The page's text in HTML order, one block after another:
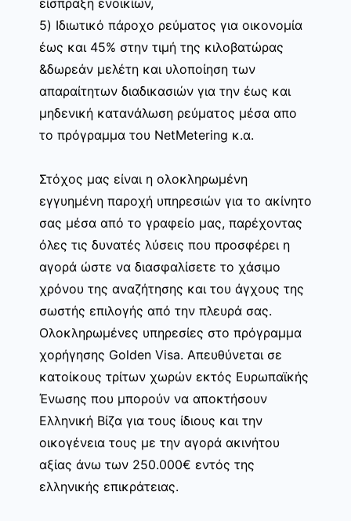
5) Ιδιωτικό πάροχο ρεύματος για οικονομία
έως και 45% στην τιμή της κιλοβατώρας
&δωρεάν μελέτη και υλοποίηση των
απαραίτητων διαδικασιών για την έως και
μηδενική κατανάλωση ρεύματος μέσα απο
το πρόγραμμα του NetMetering κ.α.
Στόχος μας είναι η ολοκληρωμένη
εγγυημένη παροχή υπηρεσιών για το ακίνητο
σας μέσα από το γραφείο μας, παρέχοντας
όλες τις δυνατές λύσεις που προσφέρει η
αγορά ώστε να διασφαλίσετε το χάσιμο
χρόνου της αναζήτησης και του άγχους της
σωστής επιλογής από την πλευρά σας.
Ολοκληρωμένες υπηρεσίες στο πρόγραμμα
χορήγησης Golden Visa. Απευθύνεται σε
κατοίκους τρίτων χωρών εκτός Ευρωπαϊκής
Ένωσης που μπορούν να αποκτήσουν
Ελληνική Βίζα για τους ίδιους και την
οικογένεια τους με την αγορά ακινήτου
αξίας άνω των 250.000€ εντός της
ελληνικής επικράτειας.